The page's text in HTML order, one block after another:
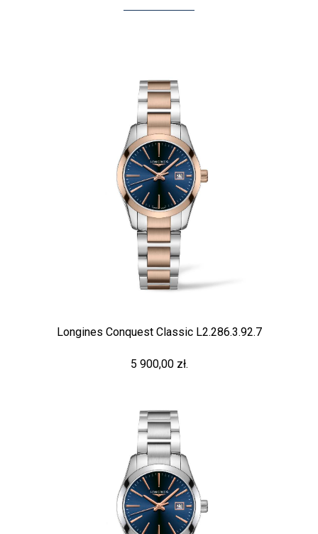
Longines Conquest Classic L2.286.3.92.7
5 900,00 zł.